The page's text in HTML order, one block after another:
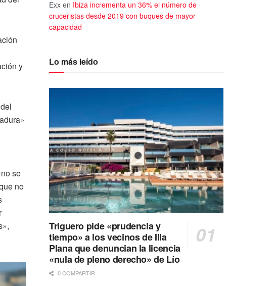
y
se
no
Exx en Ibiza incrementa un 36% el número de
cruceristas desde 2019 con buques de mayor
capacidad
Lo más leído
Triguero pide «prudencia y
tiempo» a los vecinos de Illa
Plana que denuncian la licencia
«nula de pleno derecho» de Lío
0 COMPARTIR